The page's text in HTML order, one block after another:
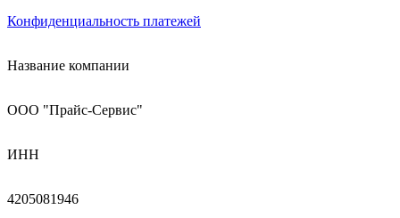
Конфиденциальность платежей
Название компании
ООО "Прайс-Сервис"
ИНН
4205081946